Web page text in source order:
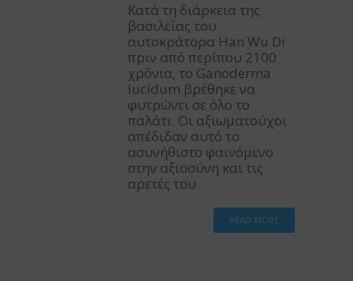
Κατά τη διάρκεια της
βασιλείας του
αυτοκράτορα Han Wu Di
πριν από περίπου 2100
χρόνια, το Ganoderma
lucidum βρέθηκε να
φυτρώνει σε όλο το
παλάτι. Οι αξιωματούχοι
απέδιδαν αυτό το
ασυνήθιστο φαινόμενο
στην αξιοσύνη και τις
αρετές του
READ MORE